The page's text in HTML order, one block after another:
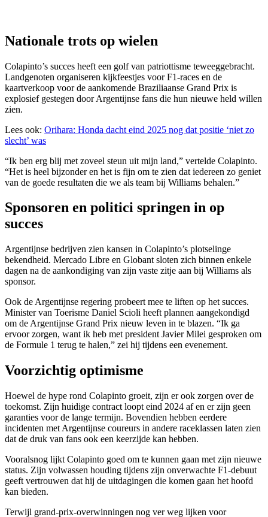
Nationale trots op wielen
Colapinto’s succes heeft een golf van patriottisme teweeggebracht.
Landgenoten organiseren kijkfeestjes voor F1-races en de
kaartverkoop voor de aankomende Braziliaanse Grand Prix is
explosief gestegen door Argentijnse fans die hun nieuwe held willen
zien.
Lees ook: Orihara: Honda dacht eind 2025 nog dat positie ‘niet zo
slecht’ was
“Ik ben erg blij met zoveel steun uit mijn land,” vertelde Colapinto.
“Het is heel bijzonder en het is fijn om te zien dat iedereen zo geniet
van de goede resultaten die we als team bij Williams behalen.”
Sponsoren en politici springen in op
succes
Argentijnse bedrijven zien kansen in Colapinto’s plotselinge
bekendheid. Mercado Libre en Globant sloten zich binnen enkele
dagen na de aankondiging van zijn vaste zitje aan bij Williams als
sponsor.
Ook de Argentijnse regering probeert mee te liften op het succes.
Minister van Toerisme Daniel Scioli heeft plannen aangekondigd
om de Argentijnse Grand Prix nieuw leven in te blazen. “Ik ga
ervoor zorgen, want ik heb met president Javier Milei gesproken om
de Formule 1 terug te halen,” zei hij tijdens een evenement.
Voorzichtig optimisme
Hoewel de hype rond Colapinto groeit, zijn er ook zorgen over de
toekomst. Zijn huidige contract loopt eind 2024 af en er zijn geen
garanties voor de lange termijn. Bovendien hebben eerdere
incidenten met Argentijnse coureurs in andere raceklassen laten zien
dat de druk van fans ook een keerzijde kan hebben.
Vooralsnog lijkt Colapinto goed om te kunnen gaan met zijn nieuwe
status. Zijn volwassen houding tijdens zijn onverwachte F1-debuut
geeft vertrouwen dat hij de uitdagingen die komen gaan het hoofd
kan bieden.
Terwijl grand-prix-overwinningen nog ver weg lijken voor